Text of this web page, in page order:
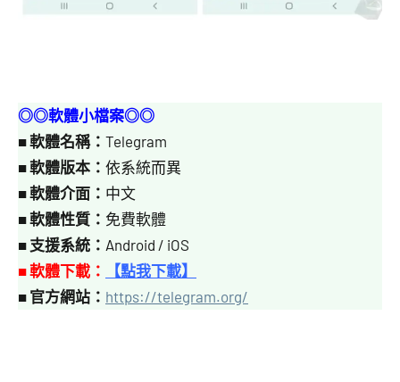
◎◎軟體小檔案◎◎
■軟體名稱： Telegram
■軟體版本： 依系統而異
■軟體介面： 中文
■軟體性質： 免費軟體
■ 支援系統： Android / iOS
■ 軟體下載：
【點我下載】
■ 官方網站： https://telegram.org/